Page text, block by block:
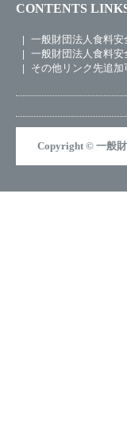
CONTENTS
一般財団法人食料安
一般財団法人食料
その他リンク先追加
Copyright © 一般